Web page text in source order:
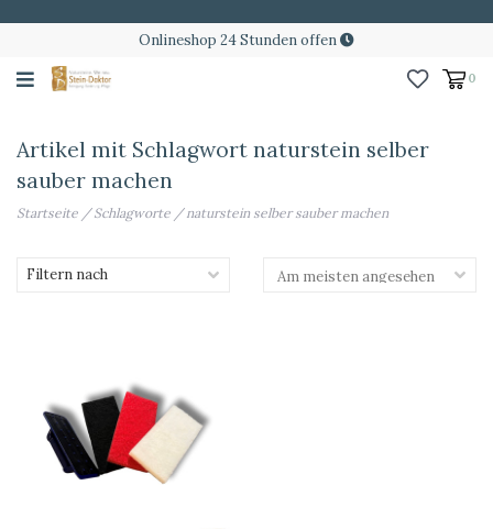
Onlineshop 24 Stunden offen
0
Artikel mit Schlagwort naturstein selber
sauber machen
Startseite /Schlagworte /naturstein selber sauber machen
Filtern nach